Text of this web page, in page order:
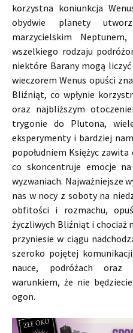
korzystna koniunkcja
obydwie planety
marzycielskim
wszelkiego rodzaju
niektóre Barany mogą
wieczorem Wenus opuści
Bliźniąt, co wpłynie
oraz najbliższym
trygonie do Plutona,
eksperymenty i bardziej
popołudniem Księżyc
co skoncentruje emocje na
wyzwaniach. Najważniejsze
nas w nocy z soboty na
obfitości i rozmachu,
życzliwych Bliźniąt i chociaż
przyniesie w ciągu
szeroko pojętej
nauce, podróżach oraz
warunkiem, że nie
ogon.